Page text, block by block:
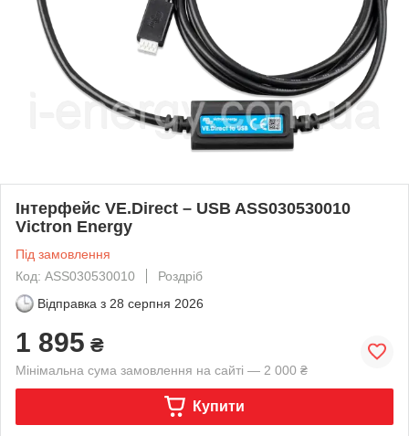
Інтерфейс VE.Direct – USB ASS030530010
Victron Energy
Під замовлення
Код: ASS030530010
Роздріб
Відправка з 28 серпня 2026
1 895 ₴
Мінімальна сума замовлення на сайті — 2 000 ₴
Купити